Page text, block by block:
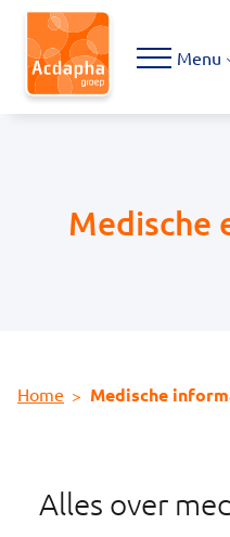
Menu
Home Medische
Medische
Alles over